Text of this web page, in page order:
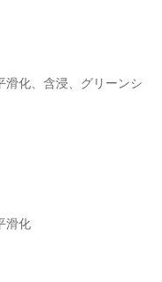
化、含浸、グリーンシ
滑化